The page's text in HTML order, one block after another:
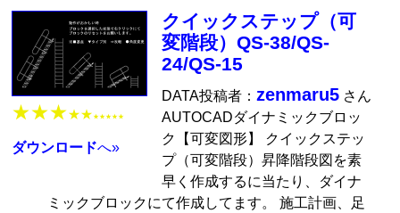
★★★★★ ★★★★★
ダウンロードへ»
クイックステップ（可
変階段）QS-38/QS-
24/QS-15
DATA投稿者：zenmaru5 さん
AUTOCADダイナミックブロッ
ク【可変図形】 クイックステッ
プ（可変階段）昇降階段図を素
早く作成するに当たり、ダイナ
ミックブロックにて作成してます。 施工計画、足